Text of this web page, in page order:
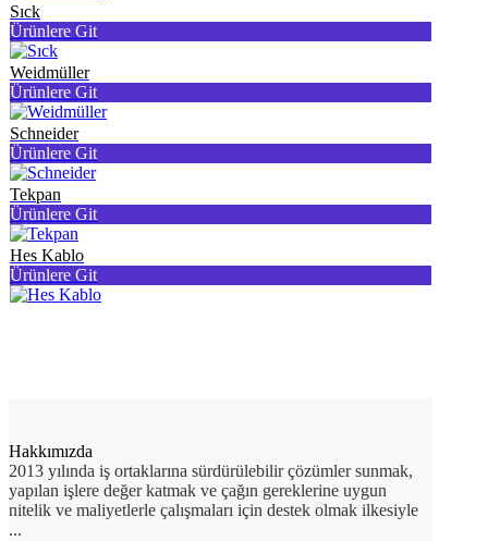
Sıck
Ürünlere Git
Weidmüller
Ürünlere Git
Schneider
Ürünlere Git
Tekpan
Ürünlere Git
Hes Kablo
Ürünlere Git
Hakkımızda
2013 yılında iş ortaklarına sürdürülebilir çözümler sunmak,
yapılan işlere değer katmak ve çağın gereklerine uygun
nitelik ve maliyetlerle çalışmaları için destek olmak ilkesiyle
...